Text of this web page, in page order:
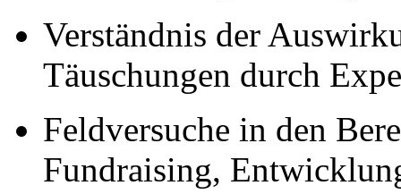
Verständnis der
Täuschungen durch
Feldversuche in den
Fundraising,